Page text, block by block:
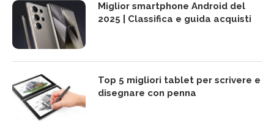
Miglior smartphone Android del
2025 | Classifica e guida acquisti
Top 5 migliori tablet per scrivere e
disegnare con penna